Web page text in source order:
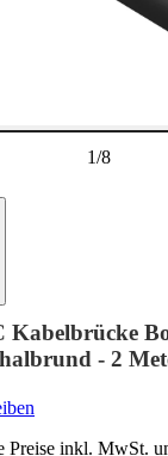
1/8
- 2
inkl. MwSt.